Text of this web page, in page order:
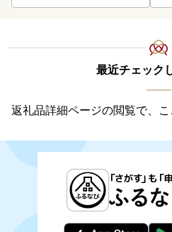
最近チェック
返礼品詳細ページの閲覧で、こ